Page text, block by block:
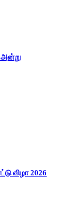
அன்று
விழா 2026